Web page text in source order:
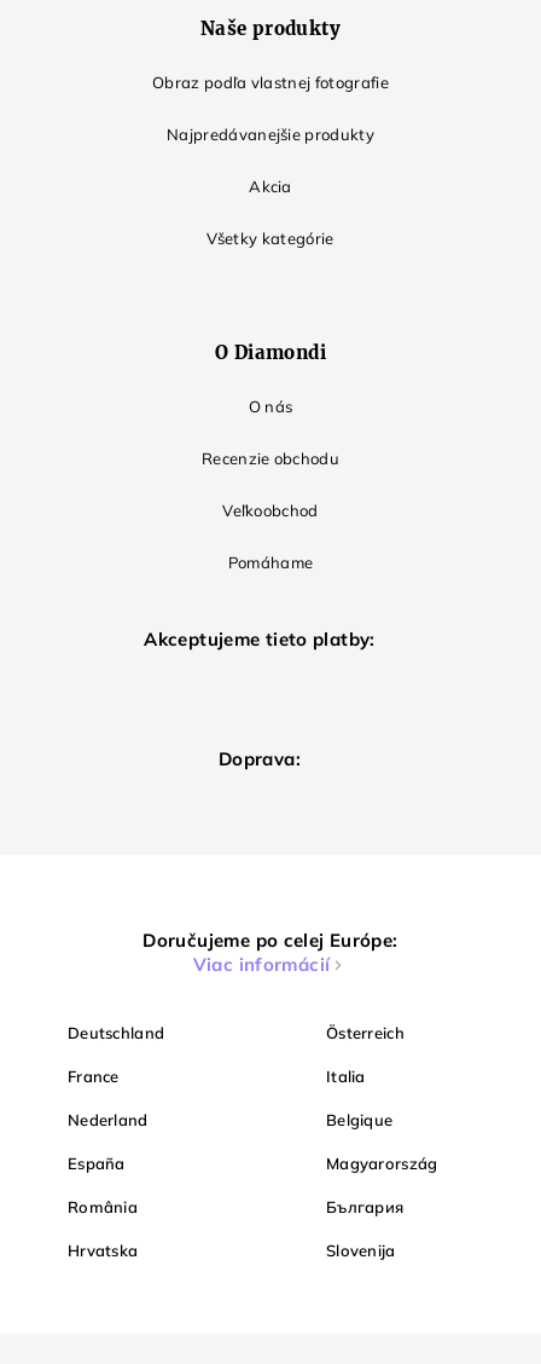
Naše produkty
Obraz podľa vlastnej fotografie
Najpredávanejšie produkty
Akcia
Všetky kategórie
O Diamondi
O nás
Recenzie obchodu
Veľkoobchod
Pomáhame
Akceptujeme tieto platby:
Doprava:
Doručujeme po celej Európe:
Viac informácií
Deutschland Österreich
France Italia
Nederland Belgique
España Magyarország
România България
Hrvatska Slovenija